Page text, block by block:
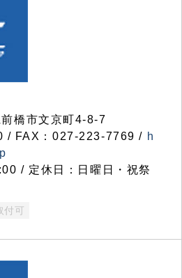
橋市文京町4-8-7
/ FAX：027-223-7769 / h
/ 定休日：日曜日・祝祭
付可